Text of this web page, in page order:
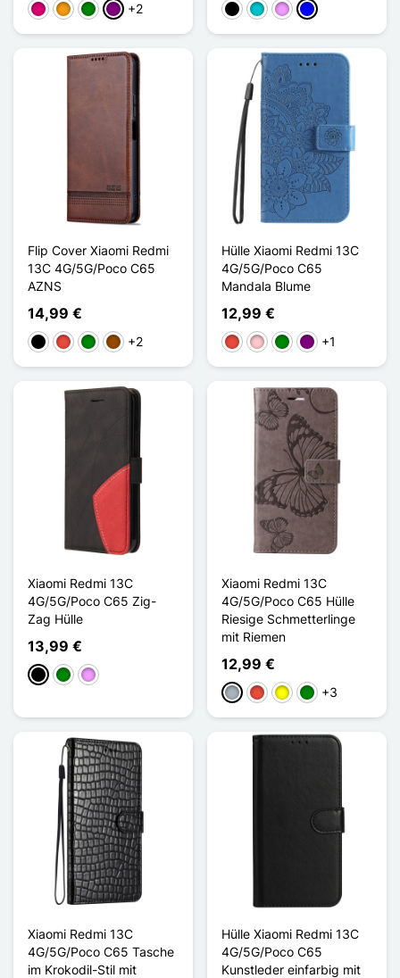
Magenta
Orange
GrünViolett
+2 Schwarz
TürkisHellviolett
Blau
Flip Cover Xiaomi Redmi
13C 4G/5G/Poco C65
AZNS
14,99 €
Schwarz
Rot GrünBraun
+2
Hülle Xiaomi Redmi 13C
4G/5G/Poco C65
Mandala Blume
12,99 €
Rot PinkGrünViolett
+1
Xiaomi Redmi 13C
4G/5G/Poco C65 Zig-
Zag Hülle
13,99 €
Schwarz
GrünHellviolett
Xiaomi Redmi 13C
4G/5G/Poco C65 Hülle
Riesige Schmetterlinge
mit Riemen
12,99 €
GrauRot GelbGrün+3
Xiaomi Redmi 13C
4G/5G/Poco C65 Tasche
im Krokodil-Stil mit
Hülle Xiaomi Redmi 13C
4G/5G/Poco C65
Kunstleder einfarbig mit